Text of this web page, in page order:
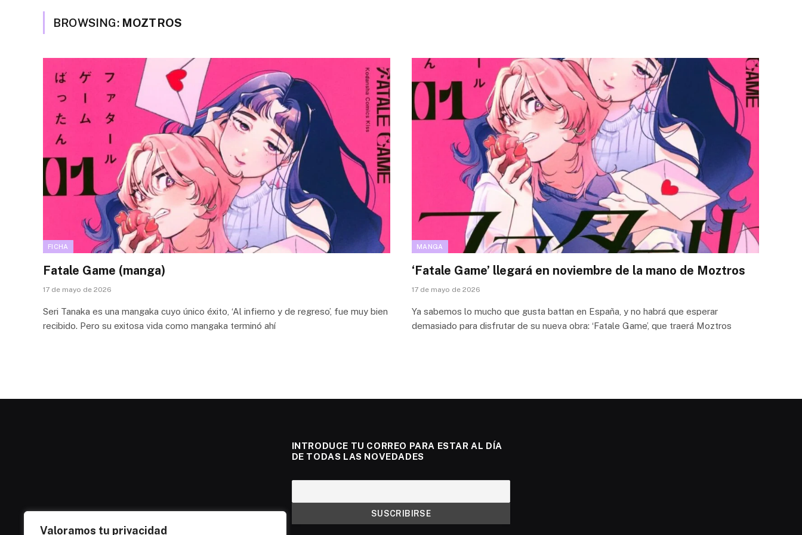
Valoramos tu privacidad
BROWSING: MOZTROS
FICHA
Fatale Game (manga)
17 de mayo de 2026
Seri Tanaka es una mangaka cuyo único éxito, ‘Al infierno y de regreso’, fue muy bien
recibido. Pero su exitosa vida como mangaka terminó ahí
MANGA
‘Fatale Game’ llegará en noviembre de la mano de Moztros
17 de mayo de 2026
Ya sabemos lo mucho que gusta battan en España, y no habrá que esperar
demasiado para disfrutar de su nueva obra: ‘Fatale Game’, que traerá Moztros
INTRODUCE TU CORREO PARA ESTAR AL DÍA
DE TODAS LAS NOVEDADES